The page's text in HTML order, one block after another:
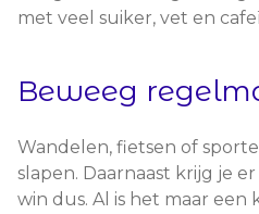
met veel suiker, vet en
Beweeg
Wandelen, fietsen of
slapen. Daarnaast krijg je
win dus. Al is het maar een